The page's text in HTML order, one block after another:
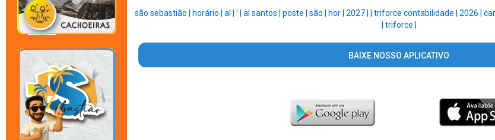
são sebastião | horário | al | ' | al santos | poste | são | hor | 2027 | triforce contabilidade | 2026 |
triforce |
BAIXE NOSSO APLICATIVO